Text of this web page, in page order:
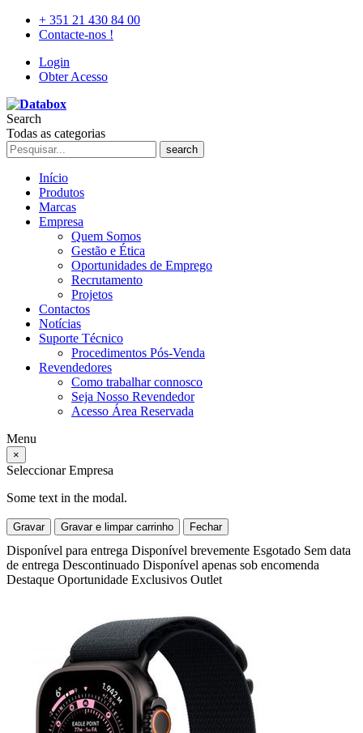
+ 351 21 430 84 00
Contacte-nos !
Login
Obter Acesso
Search
Todas as categorias
search
Início
Produtos
Marcas
Empresa
Quem Somos
Gestão e Ética
Oportunidades de Emprego
Recrutamento
Projetos
Contactos
Notícias
Suporte Técnico
Procedimentos Pós-Venda
Revendedores
Como trabalhar connosco
Seja Nosso Revendedor
Acesso Área Reservada
Menu
×
Seleccionar Empresa
Some text in the modal.
Gravar Gravar e limpar carrinho Fechar
Disponível para entrega Disponível brevemente Esgotado Sem data
de entrega Descontinuado Disponível apenas sob encomenda
Destaque Oportunidade Exclusivos Outlet